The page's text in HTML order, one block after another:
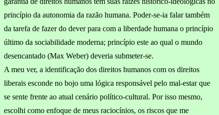
princípio da autonomia da razão humana. Poder-se-ia falar também
da tarefa de fazer do dever para com a liberdade humana o princípio
último da sociabilidade moderna; princípio este ao qual o mundo
desencan­tado (Max Weber) deveria submeter-se.
A meu ver, a identificação dos direitos humanos com os direitos
liberais esconde no bojo uma lógica responsável pelo mal-estar que
se sente frente ao atual cenário político-cultural. Por isso mesmo,
escolhi como enfoque de meus raciocínios, os riscos que me